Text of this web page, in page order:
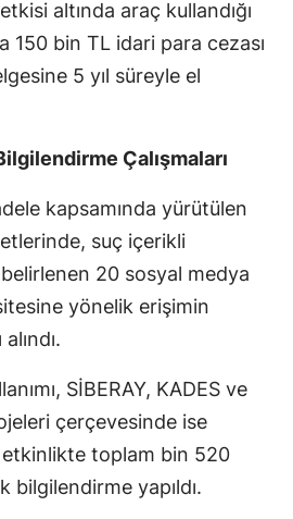
Yozgat
Zonguldak
Bayburt
Karaman
Kırıkkale
Batman
Bartın
Iğdır
altında araç kullandığı
150 bin TL idari para cezası
5 yıl süreyle el
Çalışmaları
kapsamında yürütülen
suç içerikli
belirlenen 20 sosyal medya
yönelik erişimin
SİBERAY, KADES ve
çerçevesinde ise
etkinlikte toplam bin 520
bilgilendirme yapıldı.